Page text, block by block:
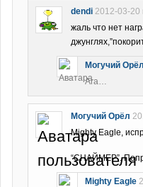
dendi 2012-03-20
жаль что нет
Могучий Орёл
Ага…
Могучий Орёл
Mighty Eagle,
“СНАЙМЕР”.
Mighty Eagle